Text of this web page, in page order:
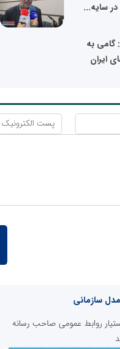
سایه...
گامی به
ایران
مدل سازمانی
روابط عمومی صاحب رسانه